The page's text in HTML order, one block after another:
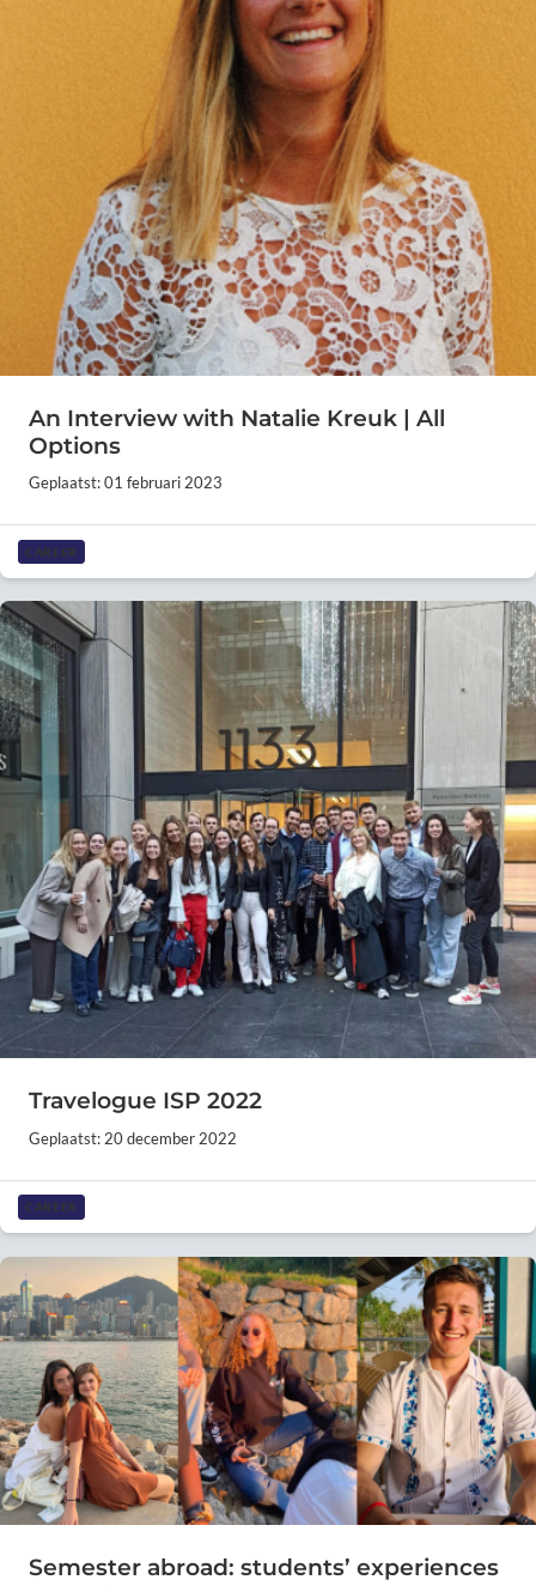
An Interview with Natalie Kreuk | All
Options
Geplaatst: 01 februari 2023
CAREER
Travelogue ISP 2022
Geplaatst: 20 december 2022
CAREER
Semester abroad: students’ experiences